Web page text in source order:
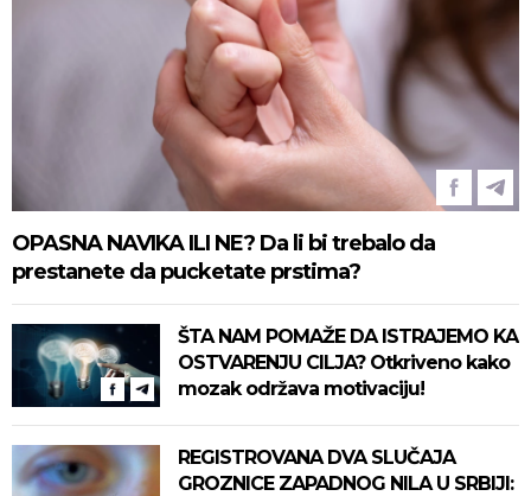
OPASNA NAVIKA ILI NE? Da li bi trebalo da
prestanete da pucketate prstima?
ŠTA NAM POMAŽE DA ISTRAJEMO KA
OSTVARENJU CILJA? Otkriveno kako
mozak održava motivaciju!
REGISTROVANA DVA SLUČAJA
GROZNICE ZAPADNOG NILA U SRBIJI: